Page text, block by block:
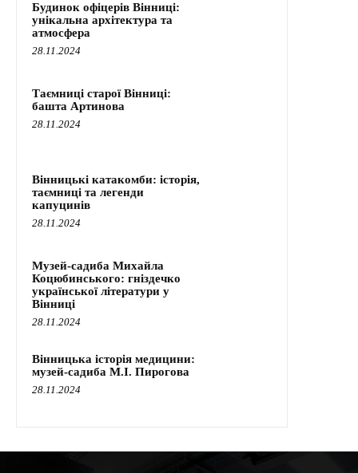
Будинок офіцерів Вінниці:
унікальна архітектура та
атмосфера
28.11.2024
Таємниці старої Вінниці:
башта Артинова
28.11.2024
Вінницькі катакомби: історія,
таємниці та легенди
капуцинів
28.11.2024
Музей-садиба Михайла
Коцюбинського: гніздечко
української літератури у
Вінниці
28.11.2024
Вінницька історія медицини:
музей-садиба М.І. Пирогова
28.11.2024